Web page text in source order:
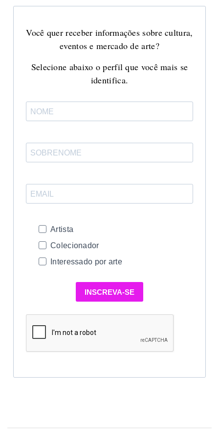
Você quer receber informações sobre cultura,
eventos e mercado de arte?
Selecione abaixo o perfil que você mais se
identifica.
Artista
Colecionador
Interessado por arte
INSCREVA-SE